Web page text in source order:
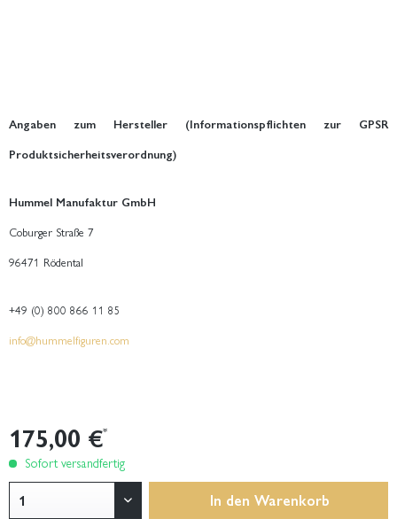
Angaben zum Hersteller (Informationspflichten zur GPSR
Produktsicherheitsverordnung)
Hummel Manufaktur GmbH
Coburger Straße 7
96471 Rödental
+49 (0) 800 866 11 85
info@hummelfiguren.com
175,00 €*
Sofort versandfertig
In den Warenkorb